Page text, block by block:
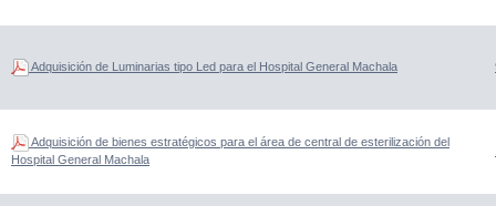
Adquisición de Luminarias tipo Led para el Hospital General Machala
Adquisición de bienes estratégicos para el área de central de esterilización del
Hospital General Machala